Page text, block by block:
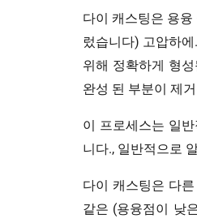
다이 캐스팅은 용
렀습니다) 고압하
위해 정확하게 형
완성 된 부분이 제
이 프로세스는 일
니다., 일반적으로
다이 캐스팅은 다
같은 (용융점이 낮